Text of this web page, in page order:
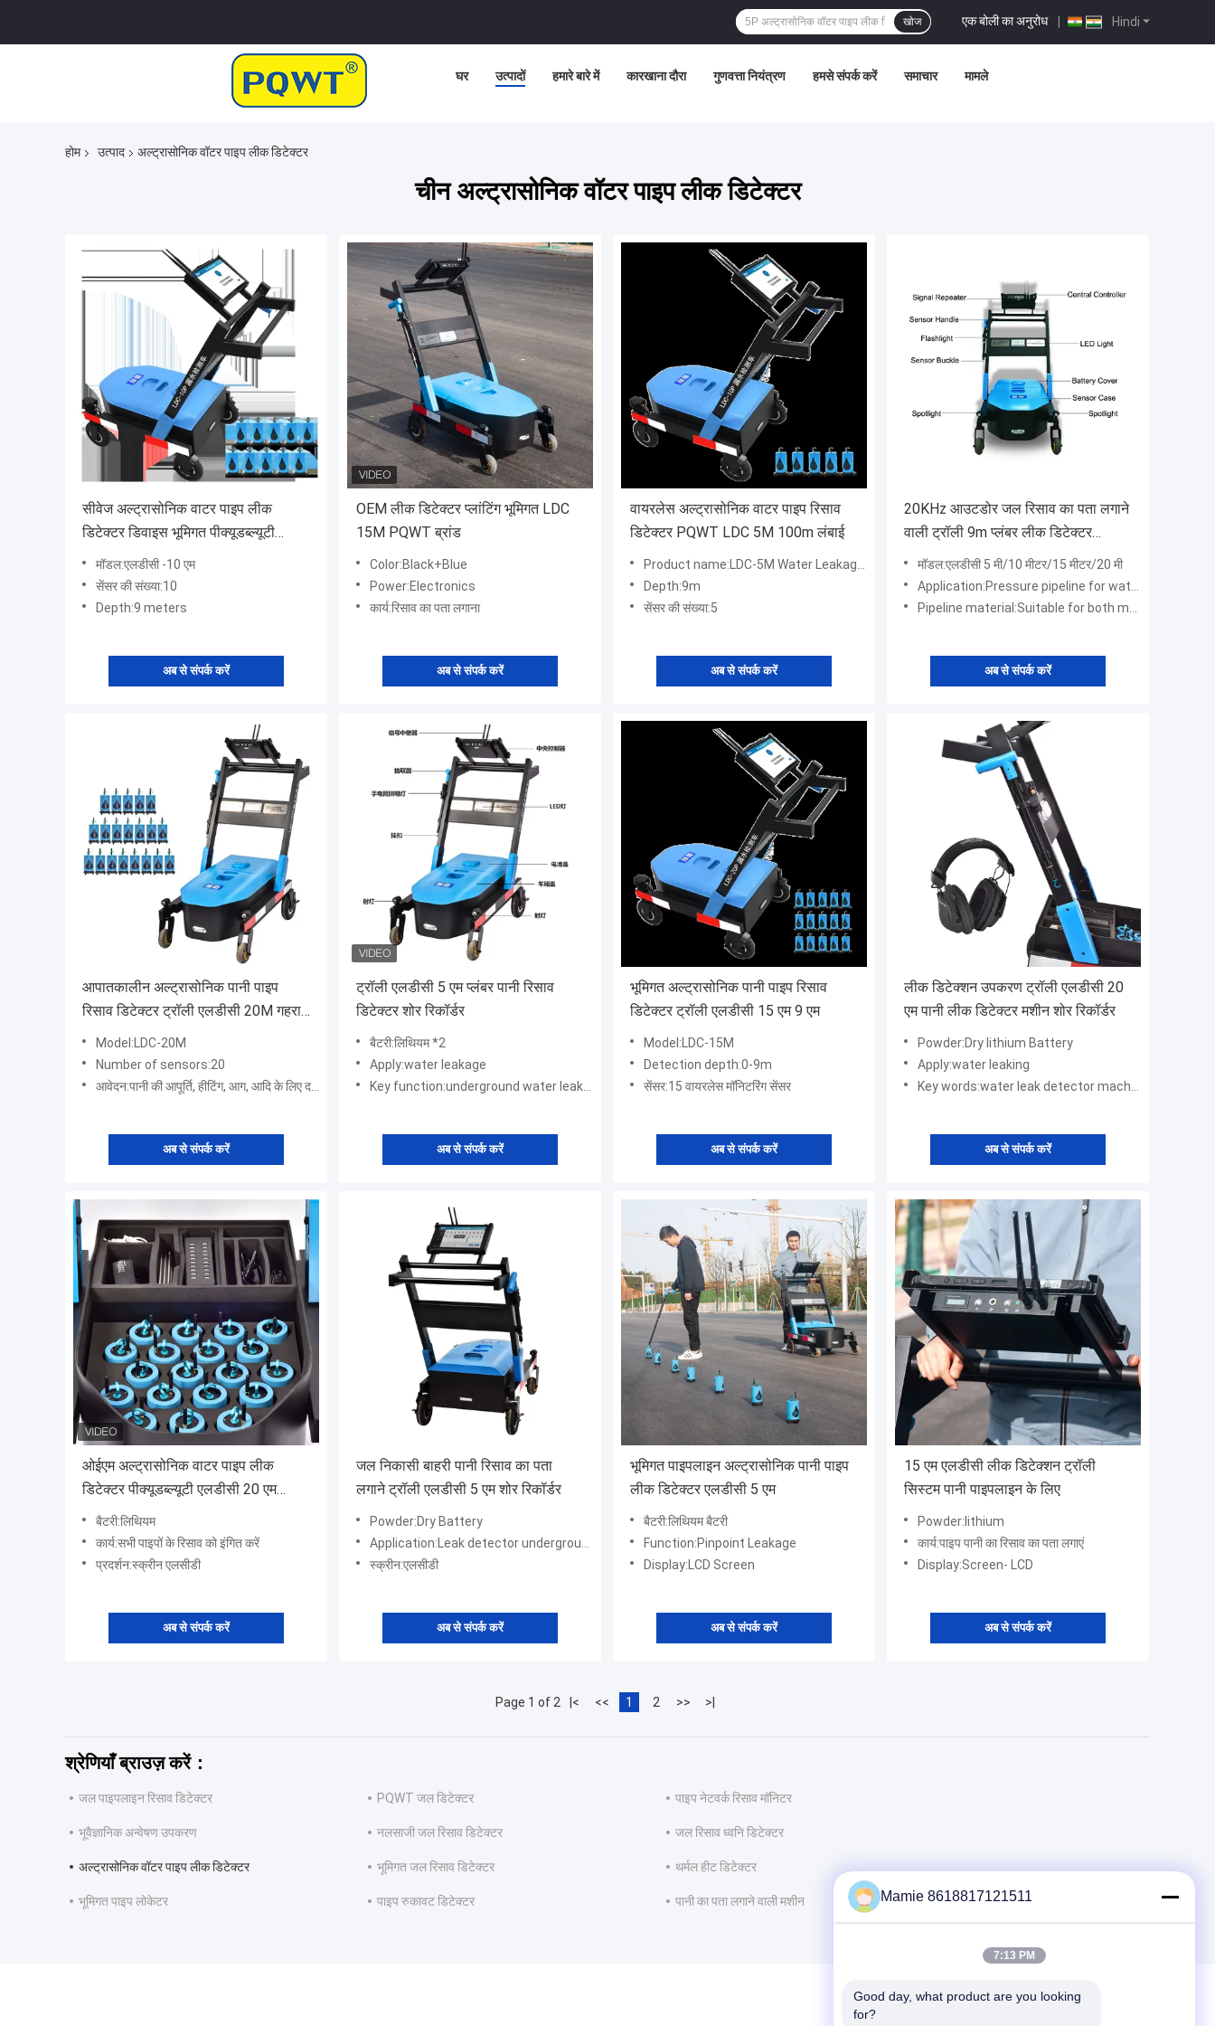
Hindi
एक बोली का अनुरोध |
खोज
घर उत्पादों हमारे बारे में कारखाना दौरा गुणवत्ता नियंत्रण हमसे संपर्क करें समाचार मामले
होम उत्पाद अल्ट्रासोनिक वॉटर पाइप लीक डिटेक्टर
चीन अल्ट्रासोनिक वॉटर पाइप लीक डिटेक्टर
सीवेज अल्ट्रासोनिक वाटर पाइप लीक
डिटेक्टर डिवाइस भूमिगत पीक्यूडब्ल्यूटी
एलडीसी 10 एम
मॉडल:एलडीसी -10 एम
सेंसर की संख्या:10
Depth:9 meters
अब से संपर्क करें
OEM लीक डिटेक्टर प्लांटिंग भूमिगत LDC
15M PQWT ब्रांड
Color:Black+Blue
Power:Electronics
कार्य:रिसाव का पता लगाना
अब से संपर्क करें
वायरलेस अल्ट्रासोनिक वाटर पाइप रिसाव
डिटेक्टर PQWT LDC 5M 100m लंबाई
Product name:LDC-5M Water Leakage Detection Trolley
Depth:9m
सेंसर की संख्या:5
अब से संपर्क करें
20KHz आउटडोर जल रिसाव का पता लगाने
वाली ट्रॉली 9m प्लंबर लीक डिटेक्टर
PQWT LDC
मॉडल:एलडीसी 5 मी/10 मीटर/15 मीटर/20 मी
Application:Pressure pipeline for water supply, heating, fire, etc.
Pipeline material:Suitable for both metal and non-metal pipes
अब से संपर्क करें
आपातकालीन अल्ट्रासोनिक पानी पाइप
रिसाव डिटेक्टर ट्रॉली एलडीसी 20M गहराई
9M 20KHz
Model:LDC-20M
Number of sensors:20
आवेदन:पानी की आपूर्ति, हीटिंग, आग, आदि के लिए दबाव पाइपलाइन
अब से संपर्क करें
ट्रॉली एलडीसी 5 एम प्लंबर पानी रिसाव
डिटेक्टर शोर रिकॉर्डर
बैटरी:लिथियम *2
Apply:water leakage
Key function:underground water leak detection equipment
अब से संपर्क करें
भूमिगत अल्ट्रासोनिक पानी पाइप रिसाव
डिटेक्टर ट्रॉली एलडीसी 15 एम 9 एम
Model:LDC-15M
Detection depth:0-9m
सेंसर:15 वायरलेस मॉनिटरिंग सेंसर
अब से संपर्क करें
लीक डिटेक्शन उपकरण ट्रॉली एलडीसी 20
एम पानी लीक डिटेक्टर मशीन शोर रिकॉर्डर
Powder:Dry lithium Battery
Apply:water leaking
Key words:water leak detector machine
अब से संपर्क करें
ओईएम अल्ट्रासोनिक वाटर पाइप लीक
डिटेक्टर पीक्यूडब्ल्यूटी एलडीसी 20 एम
एलसीडी स्क्रीन लिथियम बैटरी
बैटरी:लिथियम
कार्य:सभी पाइपों के रिसाव को इंगित करें
प्रदर्शन:स्क्रीन एलसीडी
अब से संपर्क करें
जल निकासी बाहरी पानी रिसाव का पता
लगाने ट्रॉली एलडीसी 5 एम शोर रिकॉर्डर
Powder:Dry Battery
Application:Leak detector underground water
स्क्रीन:एलसीडी
अब से संपर्क करें
भूमिगत पाइपलाइन अल्ट्रासोनिक पानी पाइप
लीक डिटेक्टर एलडीसी 5 एम
बैटरी:लिथियम बैटरी
Function:Pinpoint Leakage
Display:LCD Screen
अब से संपर्क करें
15 एम एलडीसी लीक डिटेक्शन ट्रॉली
सिस्टम पानी पाइपलाइन के लिए
Powder:lithium
कार्य:पाइप पानी का रिसाव का पता लगाएं
Display:Screen- LCD
अब से संपर्क करें
Page 1 of 2 |< << 1 2 >> >|
श्रेणियाँ ब्राउज़ करें：
जल पाइपलाइन रिसाव डिटेक्टर PQWT जल डिटेक्टर पाइप नेटवर्क रिसाव मॉनिटर
भूवैज्ञानिक अन्वेषण उपकरण नलसाजी जल रिसाव डिटेक्टर जल रिसाव ध्वनि डिटेक्टर
अल्ट्रासोनिक वॉटर पाइप लीक डिटेक्टर भूमिगत जल रिसाव डिटेक्टर थर्मल हीट डिटेक्टर
भूमिगत पाइप लोकेटर पाइप रुकावट डिटेक्टर पानी का पता लगाने वाली मशीन Mamie 8618817121511
7:13 PM
Good day, what product are you looking
for?